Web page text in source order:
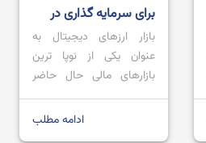
برای سرمایه گذاری در
سال 2025 چیست؟
بازار ارزهای دیجیتال به
عنوان یکی از نوپا ترین
بازارهای مالی حال حاضر
شناخته می شود که فعالیت
خود را از سال 2010 آغاز
ادامه مطلب